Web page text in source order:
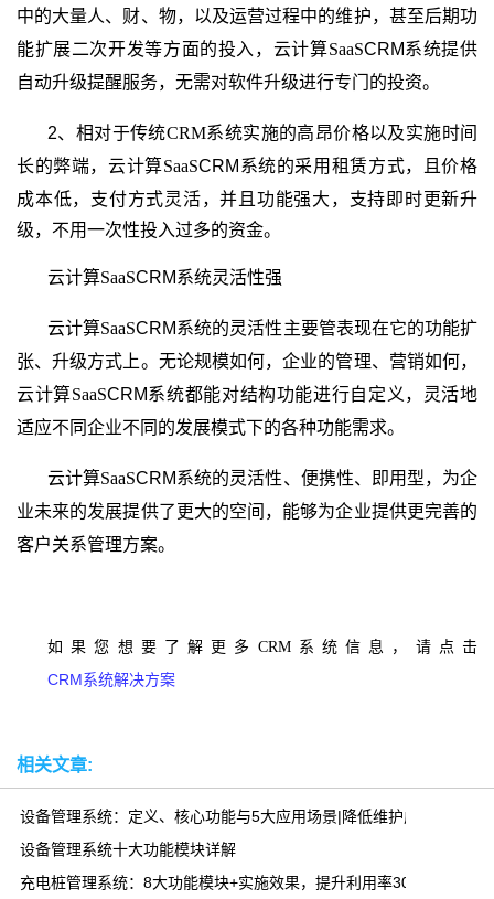
中的大量人、财、物，以及运营过程中的维护，甚至后期功
能扩展二次开发等方面的投入， 云计算SaaSCRM系统提供
自动升级提醒服务，无需对软件升级进行专门的投资。
2、相对于传统CRM系统实施的高昂价格以及实施时间
长的弊端，云计算SaaSCRM 系统的采用租赁方式，且价格
成本低， 支付方式灵活，并且功能强大，支持即时更新升
级，不用一次性投入过多的资金。
云计算SaaSCRM系统灵活性强
云计算SaaSCRM系统的灵活性主要管表现在它的功能扩
张、升级方式上。无论规模如何，企业的管理、营销如何，
云计算SaaSCRM系统都能对结构功能进行自定义，灵活地
适应不同企业不同的发展模式下的各种功能需求。
云计算SaaSCRM系统的灵活性、便携性、即用型，为企
业未来的发展提供了更大的空间，能够为企业提供更完善的
客户关系管理方案。
如果您想要了解更多CRM系统信息，请点击
CRM系统解决方案
相关文章:
设备管理系统：定义、核心功能与5大应用场景|降低维护成本30%
设备管理系统十大功能模块详解
充电桩管理系统：8大功能模块+实施效果，提升利用率300%